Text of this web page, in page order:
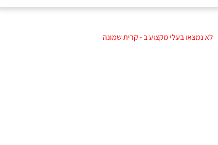
לא נמצאו בעלי מקצוע ב - קרית שמונה